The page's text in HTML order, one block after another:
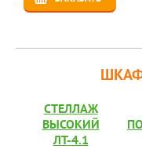
СТЕЛЛАЖ
ВЫСОКИЙ
ЛТ-4.1